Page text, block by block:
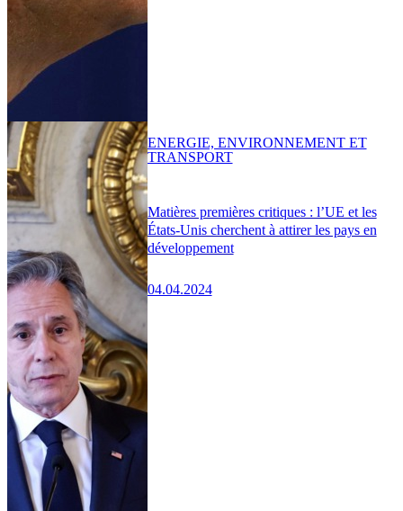
Matières premières critiques : l’UE et les
États-Unis cherchent à attirer les pays en
développement
04.04.2024
ENERGIE, ENVIRONNEMENT ET
TRANSPORT